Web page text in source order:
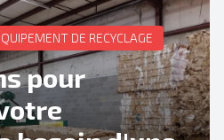
DE RECYCLAGE
pour